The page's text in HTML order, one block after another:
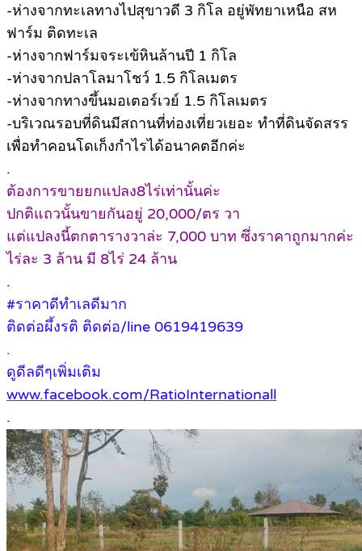
-ห่างจากทะเลทางไปสุขาวดี 3 กิโล อยู่พัทยาเหนือ สห
ฟาร์ม ติดทะเล
-ห่างจากฟาร์มจระเข้หินล้านปี 1 กิโล
-ห่างจากปลาโลมาโชว์ 1.5 กิโลเมตร
-ห่างจากทางขึ้นมอเตอร์เวย์ 1.5 กิโลเมตร
-บริเวณรอบที่ดินมีสถานที่ท่องเที่ยวเยอะ ทำที่ดินจัดสรร
เพื่อทำคอนโดเก็งกำไรได้อนาคตอีกค่ะ
.
ต้องการขายยกแปลง8ไร่เท่านั้นค่ะ
ปกติแถวนั้นขายกันอยู่ 20,000/ตร วา
แต่แปลงนี้ตกตารางวาล่ะ 7,000 บาท ซึ่งราคาถูกมากค่ะ
ไร่ละ 3 ล้าน มี 8ไร่ 24 ล้าน
.
#ราคาดีทำเลดีมาก
ติดต่อผึ้งรติ ติดต่อ/line 0619419639
.
ดูดีลดีๆเพิ่มเติม
www.facebook.com/RatioInternationall
.